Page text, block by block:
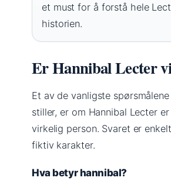
et must for å forstå hele
historien.
Er Hannibal Lecter
Et av de vanligste
stiller, er om Hannibal Lecter
virkelig person. Svaret er
fiktiv karakter.
Hva betyr hannibal?